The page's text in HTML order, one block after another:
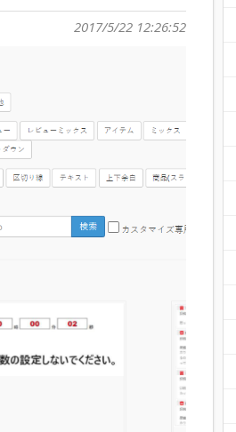
2017/5/22 12:26:52